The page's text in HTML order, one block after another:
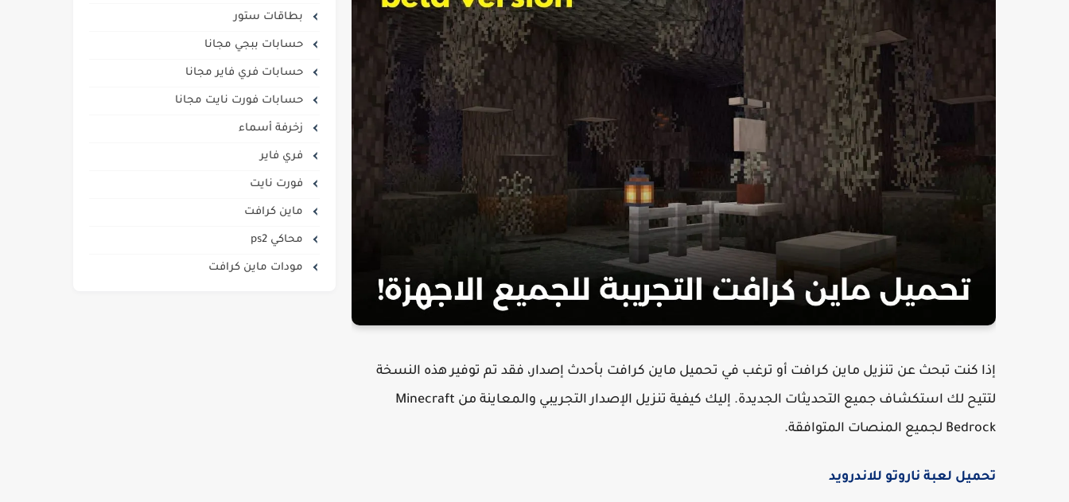
إذا كنت تبحث عن تنزيل ماين كرافت أو ترغب في تحميل ماين كرافت بأحدث إصدار، فقد تم توفير هذه النسخة
لتتيح لك استكشاف جميع التحديثات الجديدة. إليك كيفية تنزيل الإصدار التجريبي والمعاينة من Minecraft
Bedrock لجميع المنصات المتوافقة.
تحميل لعبة ناروتو للاندرويد
بطاقات ستور
حسابات ببجي مجانا
حسابات فري فاير مجانا
حسابات فورت نايت مجانا
زخرفة أسماء
فري فاير
فورت نايت
ماين كرافت
محاكي ps2
مودات ماين كرافت